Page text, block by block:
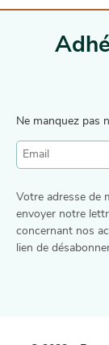
Ne manquez pas
Votre adresse de
envoyer notre
concernant nos
lien de